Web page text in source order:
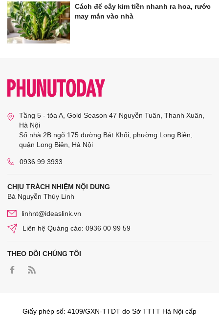
Cách để cây kim tiền nhanh ra hoa, rước
may mắn vào nhà
Tầng 5 - tòa A, Gold Season 47 Nguyễn Tuân, Thanh Xuân,
Hà Nội
Số nhà 2B ngõ 175 đường Bát Khối, phường Long Biên,
quận Long Biên, Hà Nội
0936 99 3933
CHỊU TRÁCH NHIỆM NỘI DUNG
Bà Nguyễn Thùy Linh
linhnt@ideaslink.vn
Liên hệ Quảng cáo: 0936 00 99 59
THEO DÕI CHÚNG TÔI
Giấy phép số: 4109/GXN-TTĐT do Sở TTTT Hà Nội cấp